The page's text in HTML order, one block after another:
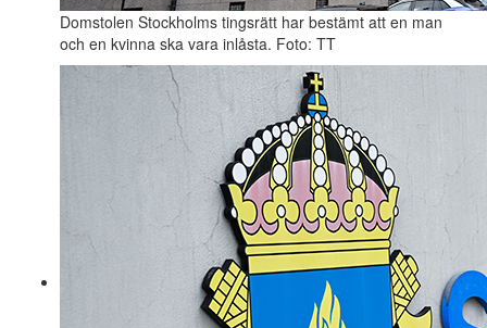
Domstolen Stockholms tingsrätt har bestämt att en man
och en kvinna ska vara inlåsta. Foto: TT